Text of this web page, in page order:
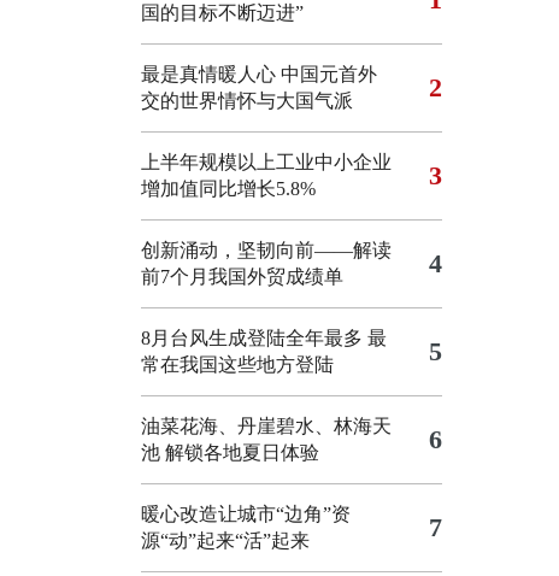
国的目标不断迈进”
最是真情暖人心 中国元首外
交的世界情怀与大国气派
2
上半年规模以上工业中小企业
增加值同比增长5.8%
3
创新涌动，坚韧向前——解读
前7个月我国外贸成绩单
4
8月台风生成登陆全年最多 最
常在我国这些地方登陆
5
油菜花海、丹崖碧水、林海天
池 解锁各地夏日体验
6
暖心改造让城市“边角”资
源“动”起来“活”起来
7